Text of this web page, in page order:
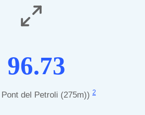
96.73
del Petroli (275m)) 2